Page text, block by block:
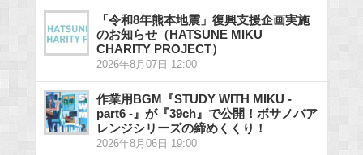
「令和8年熊本地震」復興支援企画実施
のお知らせ（HATSUNE MIKU
CHARITY PROJECT）
2026年8月07日 12:00
作業用BGM『STUDY WITH MIKU -
part6 -』が『39ch』で公開！ボサノバア
レンジシリーズの締めくくり！
2026年8月06日 19:00